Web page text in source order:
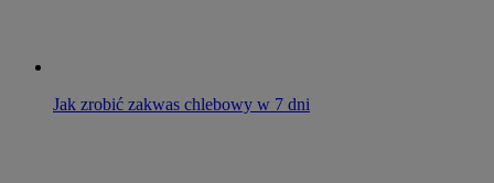
Jak zrobić zakwas chlebowy w 7 dni